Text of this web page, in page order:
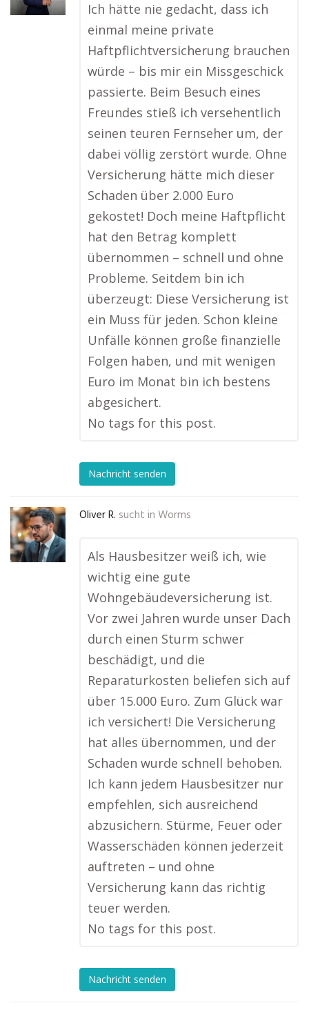
Ich hätte nie gedacht, dass ich
einmal meine private
Haftpflichtversicherung brauchen
würde – bis mir ein Missgeschick
passierte. Beim Besuch eines
Freundes stieß ich versehentlich
seinen teuren Fernseher um, der
dabei völlig zerstört wurde. Ohne
Versicherung hätte mich dieser
Schaden über 2.000 Euro
gekostet! Doch meine Haftpflicht
hat den Betrag komplett
übernommen – schnell und ohne
Probleme. Seitdem bin ich
überzeugt: Diese Versicherung ist
ein Muss für jeden. Schon kleine
Unfälle können große finanzielle
Folgen haben, und mit wenigen
Euro im Monat bin ich bestens
abgesichert.
No tags for this post.
Nachricht senden
Oliver R. sucht in Worms
Als Hausbesitzer weiß ich, wie
wichtig eine gute
Wohngebäudeversicherung ist.
Vor zwei Jahren wurde unser Dach
durch einen Sturm schwer
beschädigt, und die
Reparaturkosten beliefen sich auf
über 15.000 Euro. Zum Glück war
ich versichert! Die Versicherung
hat alles übernommen, und der
Schaden wurde schnell behoben.
Ich kann jedem Hausbesitzer nur
empfehlen, sich ausreichend
abzusichern. Stürme, Feuer oder
Wasserschäden können jederzeit
auftreten – und ohne
Versicherung kann das richtig
teuer werden.
No tags for this post.
Nachricht senden